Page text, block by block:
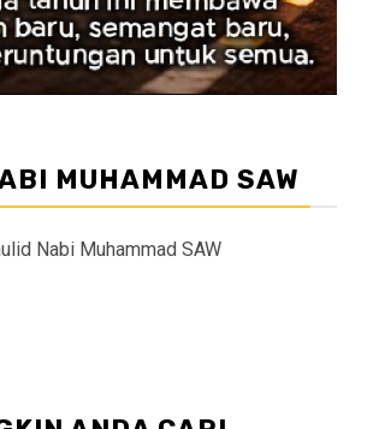
MUHAMMAD SAW
Nabi Muhammad SAW